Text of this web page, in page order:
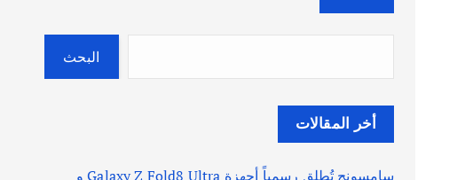
البحث
أخر المقالات
سامسونج تُطلق رسمياً أجهزة Galaxy Z Fold8 Ultra و